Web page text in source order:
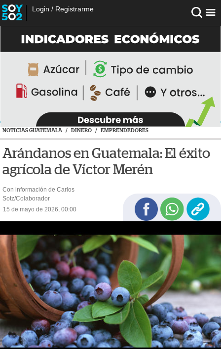
Login / Registrarme
NOTICIAS GUATEMALA / DINERO / EMPRENDEDORES
Arándanos en Guatemala: El éxito
agrícola de Víctor Merén
Con información de Carlos
Sotz/Colaborador
15 de mayo de 2026, 00:00